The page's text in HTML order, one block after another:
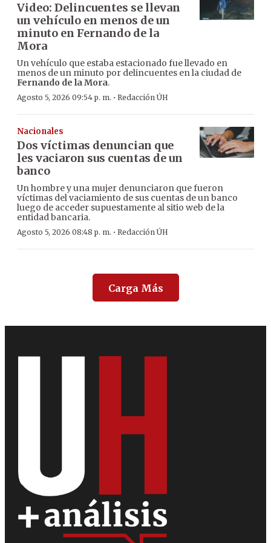
Video: Delincuentes se llevan
un vehículo en menos de un
minuto en Fernando de la
Mora
Un vehículo que estaba estacionado fue llevado en
menos de un minuto por delincuentes en la ciudad de
Fernando de la Mora.
Agosto 5, 2026 09:54 p. m. · Redacción ÚH
Nacionales
Dos víctimas denuncian que
les vaciaron sus cuentas de un
banco
Un hombre y una mujer denunciaron que fueron
víctimas del vaciamiento de sus cuentas de un banco
luego de acceder supuestamente al sitio web de la
entidad bancaria.
Agosto 5, 2026 08:48 p. m. · Redacción ÚH
Carga Más